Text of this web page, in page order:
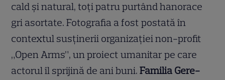
cald și natural, toți patru purtând hanorace
gri asortate. Fotografia a fost postată în
contextul susținerii organizației non-profit
„Open Arms”, un proiect umanitar pe care
actorul îl sprijină de ani buni. Familia Gere-